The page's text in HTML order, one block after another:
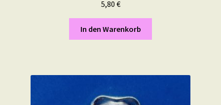
5,80 €
In den Warenkorb